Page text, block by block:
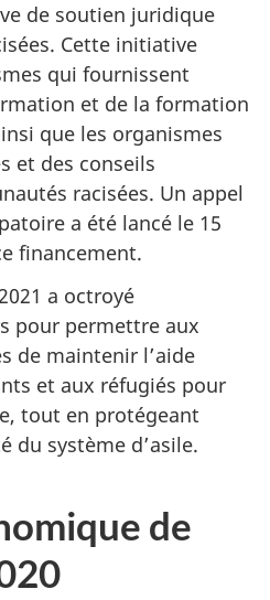
de soutien juridique
Cette initiative
qui fournissent
et de la formation
que les organismes
et des conseils
racisées. Un appel
a été lancé le 15
financement.
a octroyé
pour permettre aux
de maintenir l’aide
et aux réfugiés pour
tout en protégeant
du système d’asile.
de